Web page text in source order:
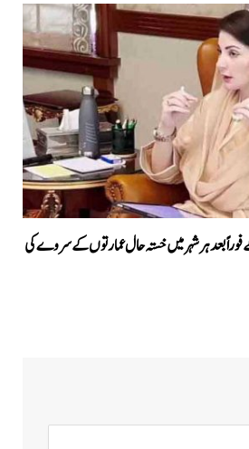
بعد ہر شہر میں خستہ حال عمارتوں کے سروے کی